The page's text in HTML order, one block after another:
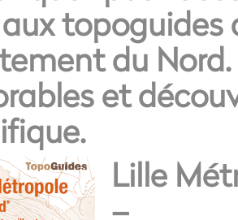
topoguides
du
et
Lille
–